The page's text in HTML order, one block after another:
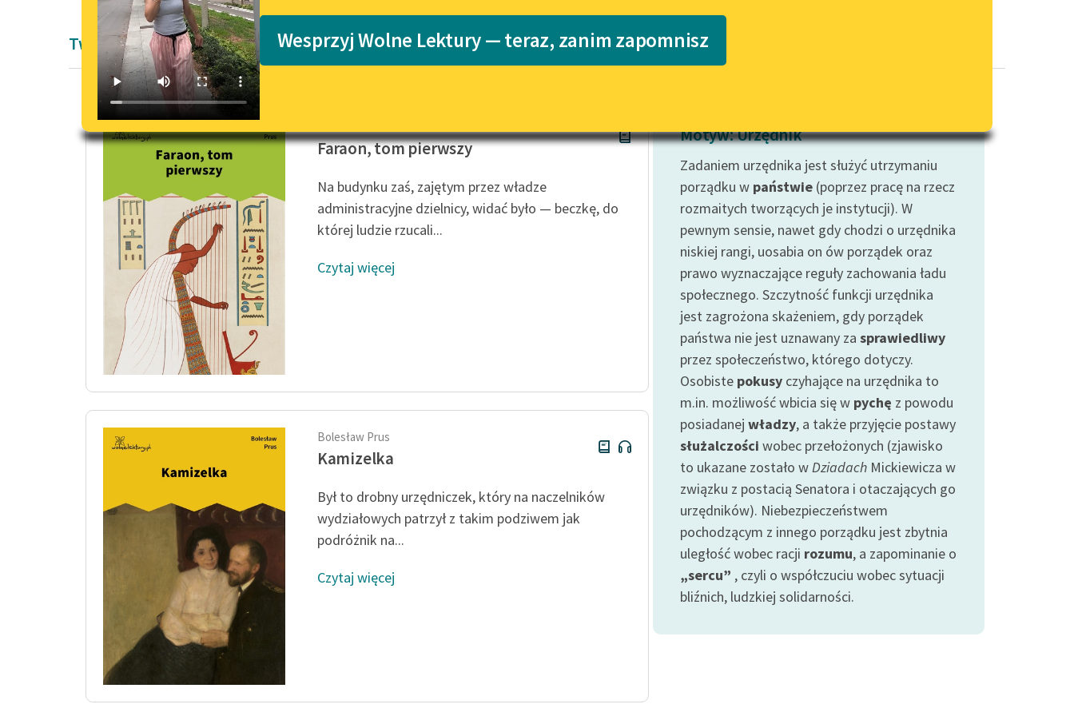
Lektury szkolne i klasyka
literatury do słuchania dla
E-kolekcja lektur szkolnych i
literatury do słuchania dla
uczennic i uczniów z
niepełnosprawnościami
Feministyczne inspiracje.
Popularyzacja skandynawskiej
Katalog
Katalog w formacie PDF
wrażliwych
Deklaracja dostępności
Wesprzyj Wolne Lektury — teraz, zanim zapomnisz
Twórczość Bolesław Prus
Faraon, tom pierwszy
Na budynku zaś, zajętym przez władze
administracyjne dzielnicy, widać było — beczkę, do
której ludzie rzucali...
Czytaj więcej
Bolesław Prus
Kamizelka
Był to drobny urzędniczek, który na naczelników
wydziałowych patrzył z takim podziwem jak
podróżnik na...
Czytaj więcej
Motyw: Urzędnik
Zadaniem urzędnika jest służyć utrzymaniu
porządku w państwie (poprzez pracę na rzecz
rozmaitych tworzących je instytucji). W
pewnym sensie, nawet gdy chodzi o urzędnika
niskiej rangi, uosabia on ów porządek oraz
prawo wyznaczające reguły zachowania ładu
społecznego. Szczytność funkcji urzędnika
jest zagrożona skażeniem, gdy porządek
państwa nie jest uznawany za sprawiedliwy
przez społeczeństwo, którego dotyczy.
Osobiste pokusy czyhające na urzędnika to
m.in. możliwość wbicia się w pychę z powodu
posiadanej władzy, a także przyjęcie postawy
służalczości wobec przełożonych (zjawisko
to ukazane zostało wDziadach Mickiewicza w
związku z postacią Senatora i otaczających go
urzędników). Niebezpieczeństwem
pochodzącym z innego porządku jest zbytnia
uległość wobec racji rozumu, a zapominanie o
„sercu” , czyli o współczuciu wobec sytuacji
bliźnich, ludzkiej solidarności.